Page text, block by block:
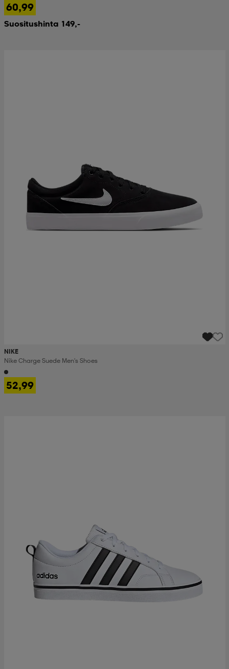
60,99
Suositushinta 149,-
NIKE
Nike Charge Suede Men's Shoes
52,99